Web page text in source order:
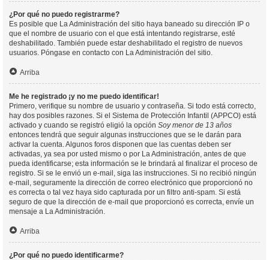
¿Por qué no puedo registrarme?
Es posible que La Administración del sitio haya baneado su dirección IP o
que el nombre de usuario con el que está intentando registrarse, esté
deshabilitado. También puede estar deshabilitado el registro de nuevos
usuarios. Póngase en contacto con La Administración del sitio.
Arriba
Me he registrado ¡y no me puedo identificar!
Primero, verifique su nombre de usuario y contraseña. Si todo está correcto,
hay dos posibles razones. Si el Sistema de Protección Infantil (APPCO) está
activado y cuando se registró eligió la opción Soy menor de 13 años
entonces tendrá que seguir algunas instrucciones que se le darán para
activar la cuenta. Algunos foros disponen que las cuentas deben ser
activadas, ya sea por usted mismo o por La Administración, antes de que
pueda identificarse; esta información se le brindará al finalizar el proceso de
registro. Si se le envió un e-mail, siga las instrucciones. Si no recibió ningún
e-mail, seguramente la dirección de correo electrónico que proporcionó no
es correcta o tal vez haya sido capturada por un filtro anti-spam. Si está
seguro de que la dirección de e-mail que proporcionó es correcta, envíe un
mensaje a La Administración.
Arriba
¿Por qué no puedo identificarme?